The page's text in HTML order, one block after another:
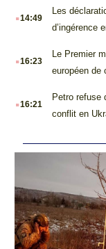
.14:49
Les
d’ingérence
.16:23
Le Premier
européen de
.16:21
Petro refuse
conflit en